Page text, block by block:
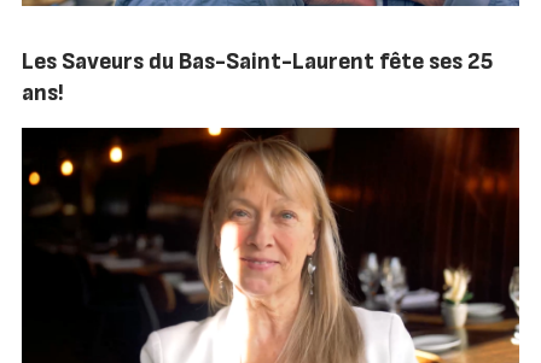
Les Saveurs du Bas-Saint-Laurent fête ses 25
ans!